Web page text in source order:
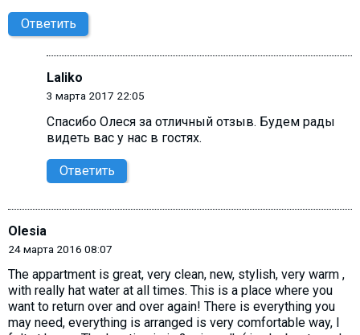
Ответить
Laliko
3 марта 2017 22:05
Спасибо Олecя за отличный отзыв. Будем рады
видеть вас у нас в гостях.
Ответить
Olesia
24 марта 2016 08:07
The appartment is great, very clean, new, stylish, very warm ,
with really hat water at all times. This is a place where you
want to return over and over again! There is everything you
may need, everything is arranged is very comfortable way, I